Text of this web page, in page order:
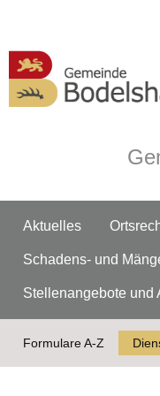
Aktuelles
Schadens- und
Stellenangebote und
Formulare A-Z